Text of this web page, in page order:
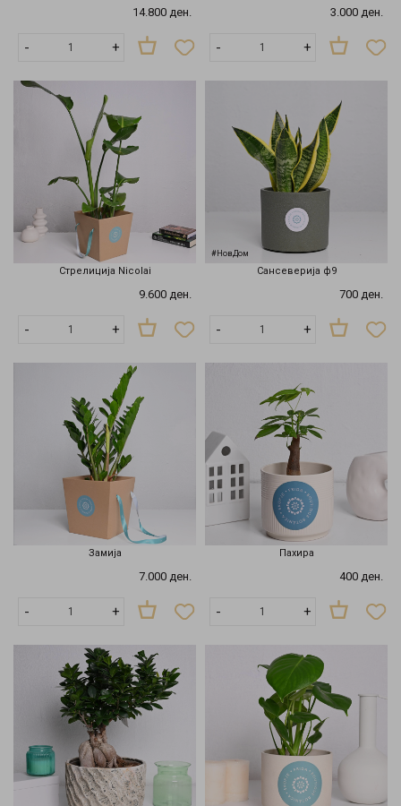
14.800 ден.
- +
3.000 ден.
- +
Стрелиција Nicolai
9.600 ден.
- +
#НовДом
Сансеверија ф9
700 ден.
- +
Замија
7.000 ден.
- +
Пахира
400 ден.
- +